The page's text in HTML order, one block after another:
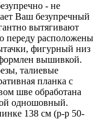
- не
Ваш безупречный
вытягивают
переду расположены
фигурный низ
вышивкой.
талиевые
планка с
шве обработана
одношовный.
138 см (р-р 50-